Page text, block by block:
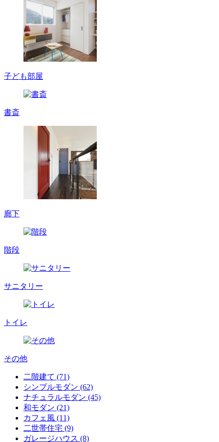
子ども部屋
書斎
廊下
階段
サニタリー
トイレ
その他
二階建て (71)
シンプルモダン (62)
ナチュラルモダン (45)
和モダン (21)
カフェ風 (11)
二世帯住宅 (9)
ガレージハウス (8)